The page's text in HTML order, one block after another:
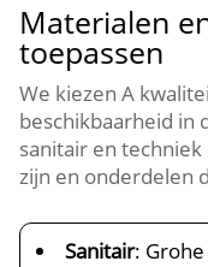
Materialen
toepassen
We kiezen A
beschikbaarheid in
sanitair en
zijn en onderdelen
Sanitair: